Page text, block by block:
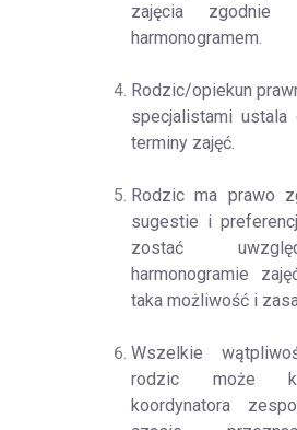
zajęcia zgodnie
harmonogramem.
Rodzic/opiekun
specjalistami ustala
terminy zajęć.
Rodzic ma prawo
sugestie i
zostać
harmonogramie
taka możliwość i
Wszelkie
rodzic może
koordynatora